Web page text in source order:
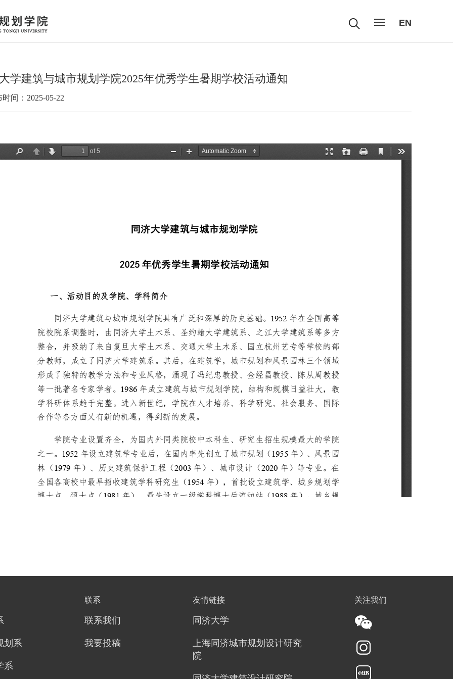
EN
学建筑与城市规划学院2025年优秀学生暑期学校活动通知
间：2025-05-22
划系
系
联系
联系我们
我要投稿
友情链接
同济大学
上海同济城市规划设计研究
院
关注我们